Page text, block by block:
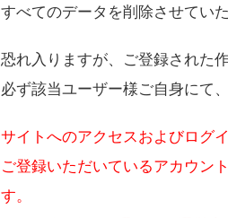
すべてのデータを削除させていた
恐れ入りますが、ご登録された
必ず該当ユーザー様ご自身にて
サイトへのアクセスおよびログ
ご登録いただいているアカウン
す。